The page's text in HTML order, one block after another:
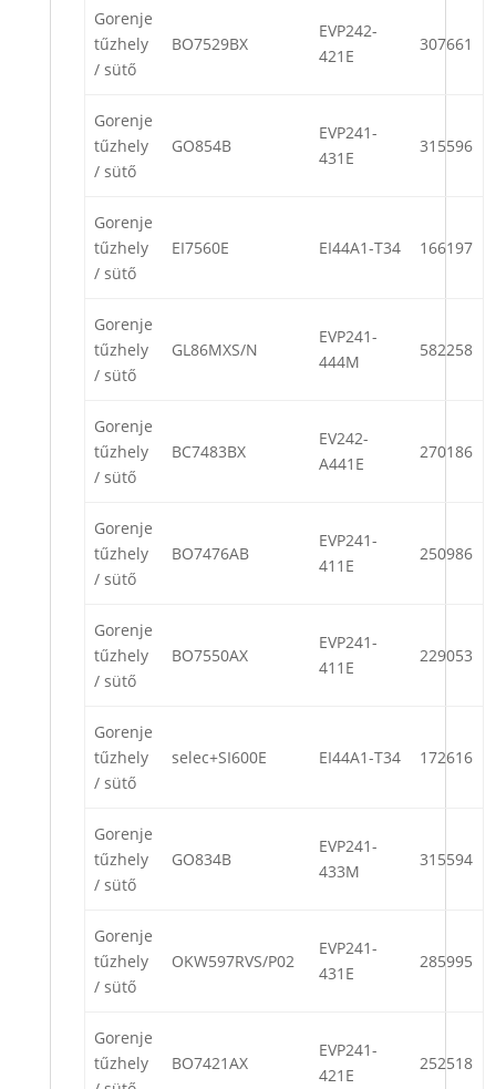
Gorenje
tűzhely
/ sütő
BO7529BX
EVP242-
421E
307661
Gorenje
tűzhely
/ sütő
GO854B
EVP241-
431E
315596
Gorenje
tűzhely
/ sütő
EI7560E EI44A1-T34 166197
Gorenje
tűzhely
/ sütő
GL86MXS/N
EVP241-
444M
582258
Gorenje
tűzhely
/ sütő
BC7483BX
EV242-
A441E
270186
Gorenje
tűzhely
/ sütő
BO7476AB
EVP241-
411E
250986
Gorenje
tűzhely
/ sütő
BO7550AX
EVP241-
411E
229053
Gorenje
tűzhely
/ sütő
selec+SI600E EI44A1-T34 172616
Gorenje
tűzhely
/ sütő
GO834B
EVP241-
433M
315594
Gorenje
tűzhely
/ sütő
OKW597RVS/P02
EVP241-
431E
285995
Gorenje
tűzhely
BO7421AX
EVP241-
421E
252518